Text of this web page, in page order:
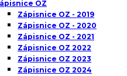
OZ
Zápisnice OZ - 2019
Zápisnice OZ - 2020
Zápisnice OZ - 2021
Zápisnice OZ 2022
Zápisnice OZ 2023
Zápisnice OZ 2024